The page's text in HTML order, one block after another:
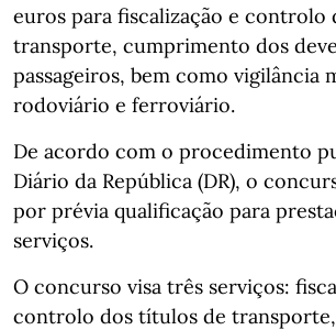
euros para fiscalização e controlo
transporte, cumprimento dos
passageiros, bem como vigilância
rodoviário e ferroviário.
De acordo com o procedimento
Diário da República (DR), o
por prévia qualificação para
serviços.
O concurso visa três serviços:
controlo dos títulos de